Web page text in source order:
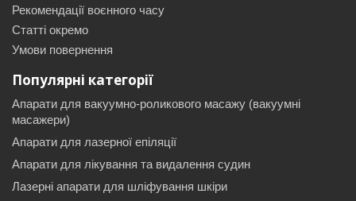
Рекомендації воєнного часу
Статті окремо
Умови повернення
Популярні категорії
Апарати для вакуумно-роликового масажу (вакуумні
масажери)
Апарати для лазерної епіляції
Апарати для лікування та видалення судин
Лазерні апарати для шліфування шкіри